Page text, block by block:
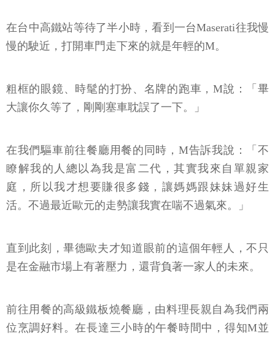
在台中高鐵站等待了半小時，看到一台Maserati往我慢
慢的駛近，打開車門走下來的就是年輕的M。
粗框的眼鏡、時髦的打扮、名牌的跑車，M說：「畢
大讓你久等了，剛剛塞車耽誤了一下。」
在我們驅車前往餐廳用餐的同時，M告訴我說：「不
瞭解我的人總以為我是富二代，其實我來自單親家
庭，所以我才想要賺很多錢，讓媽媽跟妹妹過好生
活。不過最近歐元的走勢讓我實在喘不過氣來。」
直到此刻，畢德歐夫才知道眼前的這個年輕人，不只
是在金融市場上有著壓力，還背負著一家人的未來。
前往用餐的高級鐵板燒餐廳，由料理長親自為我們兩
位烹調好料。在長達三小時的午餐時間中，得知M並